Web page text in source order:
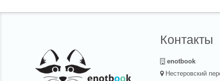
Контакты
enotbook
Нестеровский